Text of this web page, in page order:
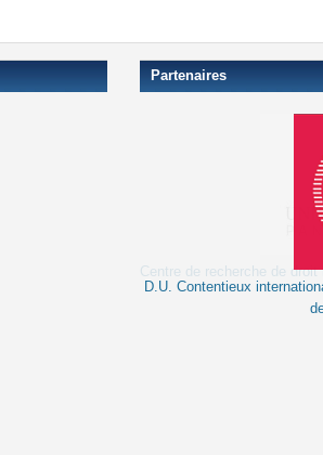
Partenaires
D.U. Contentieux